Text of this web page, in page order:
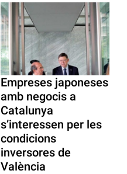
Empreses japoneses
amb negocis a
Catalunya
s’interessen per les
condicions
inversores de
València